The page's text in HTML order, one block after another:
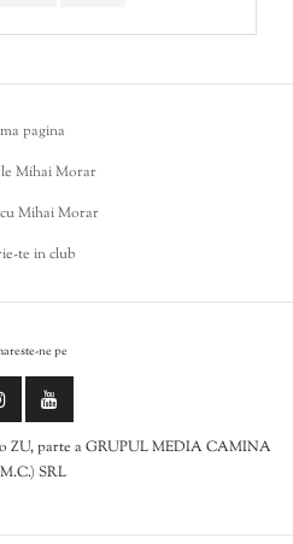
pagina
Mihai Morar
Mihai Morar
te in club
ne pe
ZU, parte a GRUPUL MEDIA CAMINA
SRL